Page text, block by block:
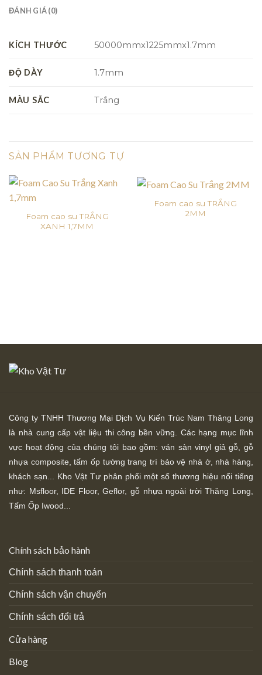
ĐÁNH GIÁ (0)
KÍCH THƯỚC 50000mmx1225mmx1.7mm
ĐỘ DÀY 1.7mm
MÀU SẮC Trắng
SẢN PHẨM TƯƠNG TỰ
Foam cao su TRẮNG
XANH 1,7MM
Foam cao su TRẮNG
2MM
Công ty TNHH Thương Mại Dịch Vụ Kiến Trúc Nam Thăng Long
là nhà cung cấp vật liệu thi công bền vững. Các hạng mục lĩnh
vực hoạt động của chúng tôi bao gồm: ván sàn vinyl giả gỗ, gỗ
nhựa composite, tấm ốp tường trang trí bảo vệ nhà ở, nhà hàng,
khách sạn... Kho Vật Tư phân phối một số thương hiệu nổi tiếng
như: Msfloor, IDE Floor,Geflor, gỗ nhựa ngoài trời Thăng Long,
Tấm Ốp Iwood...
Chính sách bảo hành
Chính sách thanh toán
Chính sách vận chuyển
Chính sách đổi trả
Cửa hàng
Blog